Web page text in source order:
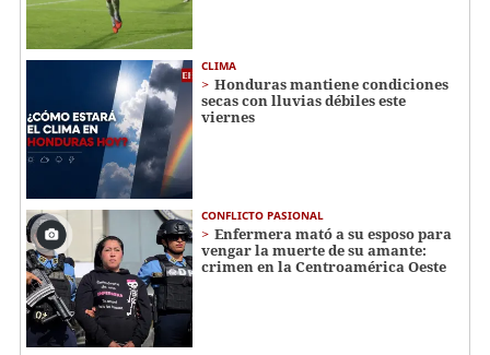
CLIMA
Honduras mantiene condiciones
secas con lluvias débiles este
viernes
CONFLICTO PASIONAL
Enfermera mató a su esposo para
vengar la muerte de su amante:
crimen en la Centroamérica Oeste